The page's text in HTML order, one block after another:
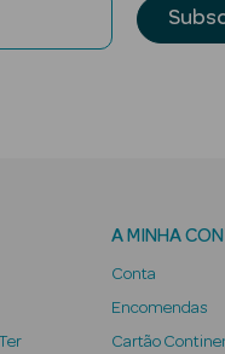
A MINHA
Conta
Encomendas
Cartão